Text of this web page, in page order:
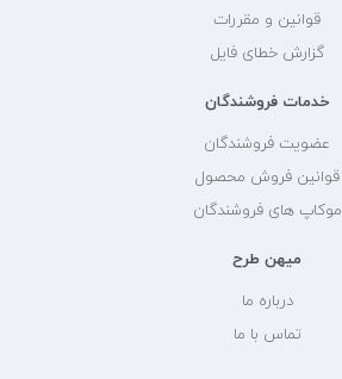
قوانین و مقررات
گزارش خطای فایل
خدمات فروشندگان
عضویت فروشندگان
قوانین فروش محصول
موکاپ های فروشندگان
میهن طرح
درباره ما
تماس با ما